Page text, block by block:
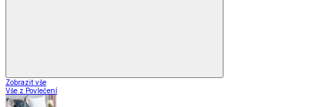
Zobrazit vše
Vše z Povlečení